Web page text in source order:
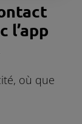
l’app
où que